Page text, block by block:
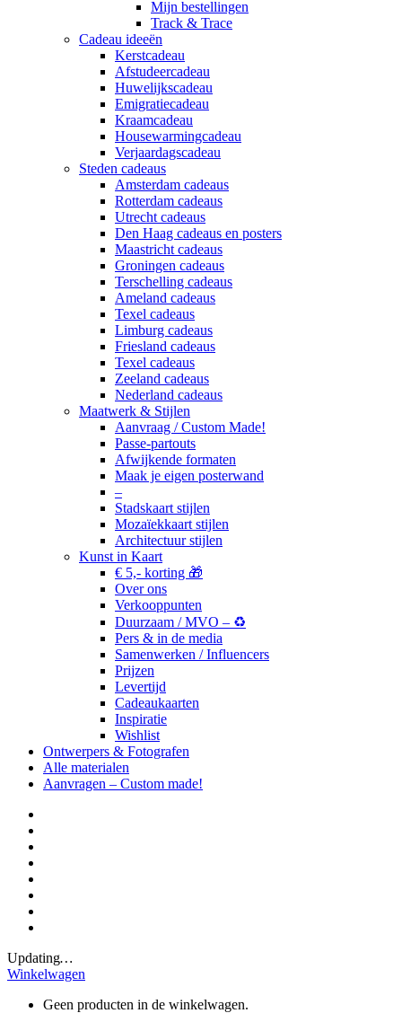
Mijn bestellingen
Track & Trace
Cadeau ideeën
Kerstcadeau
Afstudeercadeau
Huwelijkscadeau
Emigratiecadeau
Kraamcadeau
Housewarmingcadeau
Verjaardagscadeau
Steden cadeaus
Amsterdam cadeaus
Rotterdam cadeaus
Utrecht cadeaus
Den Haag cadeaus en posters
Maastricht cadeaus
Groningen cadeaus
Terschelling cadeaus
Ameland cadeaus
Texel cadeaus
Limburg cadeaus
Friesland cadeaus
Texel cadeaus
Zeeland cadeaus
Nederland cadeaus
Maatwerk & Stijlen
Aanvraag / Custom Made!
Passe-partouts
Afwijkende formaten
Maak je eigen posterwand
–
Stadskaart stijlen
Mozaïekkaart stijlen
Architectuur stijlen
Kunst in Kaart
€ 5,- korting 🎁
Over ons
Verkooppunten
Duurzaam / MVO – ♻️
Pers & in de media
Samenwerken / Influencers
Prijzen
Levertijd
Cadeaukaarten
Inspiratie
Wishlist
Ontwerpers & Fotografen
Alle materialen
Aanvragen – Custom made!
Updating…
Winkelwagen
Geen producten in de winkelwagen.